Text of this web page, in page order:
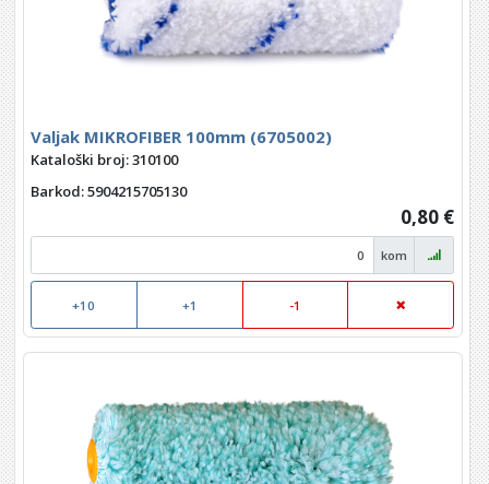
Valjak MIKROFIBER 100mm (6705002)
Kataloški broj: 310100
Barkod: 5904215705130
0,80 €
kom
+10 +1 -1